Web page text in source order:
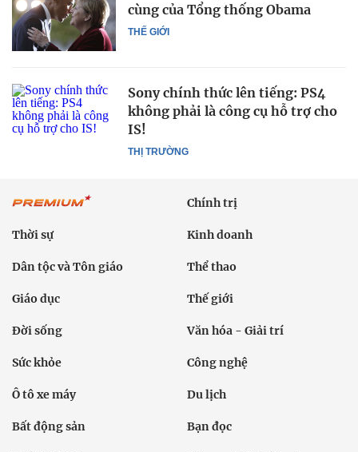
THẾ GIỚI
cùng của Tổng thống Obama
THỊ TRƯỜNG
Sony chính thức lên tiếng: PS4
không phải là công cụ hỗ trợ cho
IS!
Chính trị
Thời sự Kinh doanh
Dân tộc và Tôn giáo Thể thao
Giáo dục Thế giới
Đời sống Văn hóa - Giải trí
Sức khỏe Công nghệ
Ô tô xe máy Du lịch
Bất động sản Bạn đọc